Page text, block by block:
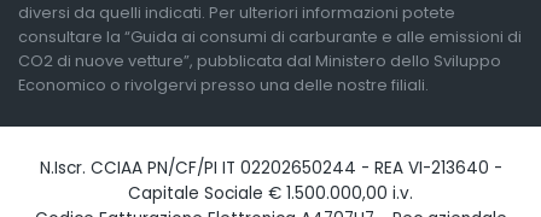
diversi da quelli indicati. Per ulteriori informazioni potete
consultare la “Guida ai consumi di carburante e alle emissioni di
CO2 di nuove vetture”, pubblicata dal Ministero dello Sviluppo
Economico o rivolgervi presso una delle nostre filiali.
N.Iscr. CCIAA PN/CF/PI IT 02202650244 - REA VI-213640 -
Capitale Sociale € 1.500.000,00 i.v.